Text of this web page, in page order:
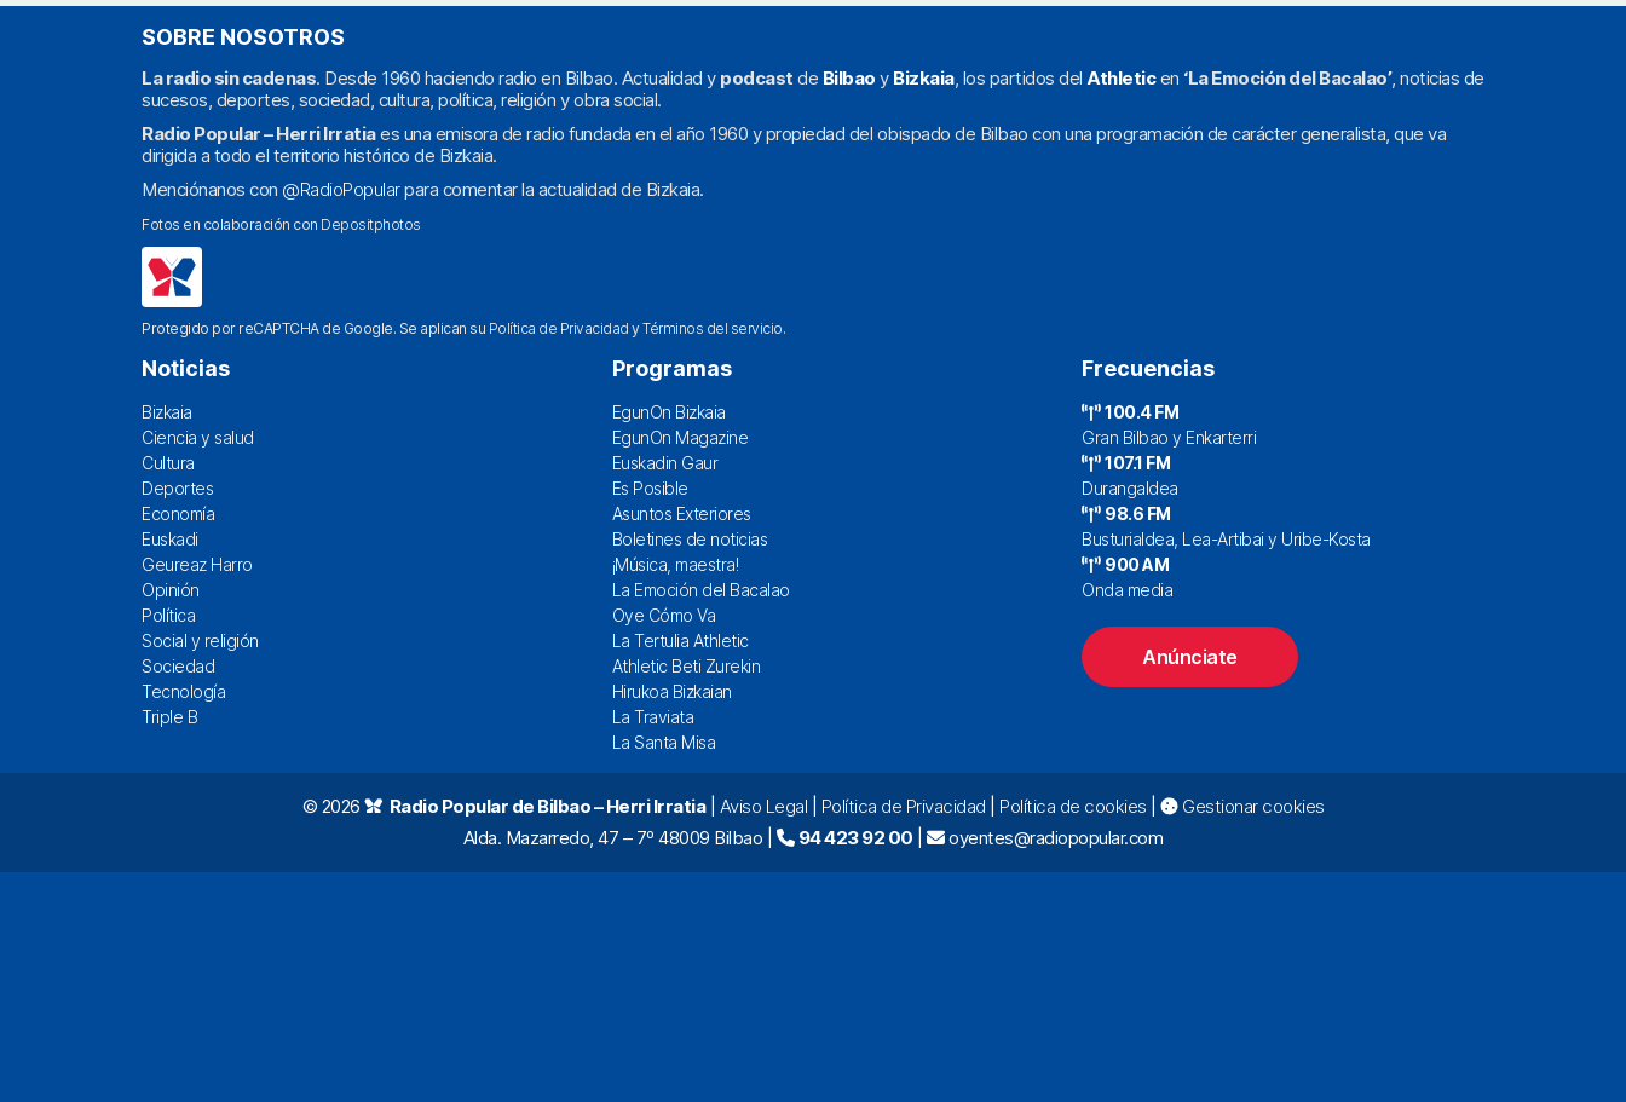
SOBRE NOSOTROS
La radio sin cadenas. Desde 1960 haciendo radio en Bilbao. Actualidad y podcast de Bilbao y Bizkaia, los partidos del Athleticen ‘La Emoción del Bacalao’, noticias de
sucesos, deportes, sociedad, cultura, política, religión y obra social.
Radio Popular – Herri Irratiaes una emisora de radio fundada en el año 1960 y propiedad del obispado de Bilbao con una programación de carácter generalista, que va
dirigida a todo el territorio histórico de Bizkaia.
Menciónanos con @RadioPopularpara comentar la actualidad de Bizkaia.
Fotos en colaboración con Depositphotos
Protegido por reCAPTCHA de Google. Se aplican su Política de Privacidad yTérminos del servicio.
Noticias
Bizkaia
Ciencia y salud
Cultura
Deportes
Economía
Euskadi
Geureaz Harro
Opinión
Política
Social y religión
Sociedad
Tecnología
Triple B
Programas
EgunOn Bizkaia
EgunOn Magazine
Euskadin Gaur
Es Posible
Asuntos Exteriores
Boletines de noticias
¡Música, maestra!
La Emoción del Bacalao
Oye Cómo Va
La Tertulia Athletic
Athletic Beti Zurekin
Hirukoa Bizkaian
La Traviata
La Santa Misa
Frecuencias
100.4 FM
Gran Bilbao y Enkarterri
107.1 FM
Durangaldea
98.6 FM
Busturialdea, Lea-Artibai y Uribe-Kosta
900 AM
Onda media
Anúnciate
© 2026 Radio Popular de Bilbao – Herri Irratia| Aviso Legal Política de Privacidad Política de cookies
Gestionar cookies
Alda. Mazarredo, 47 – 7º 48009 Bilbao |
94 423 92 00 | oyentes@radiopopular.com